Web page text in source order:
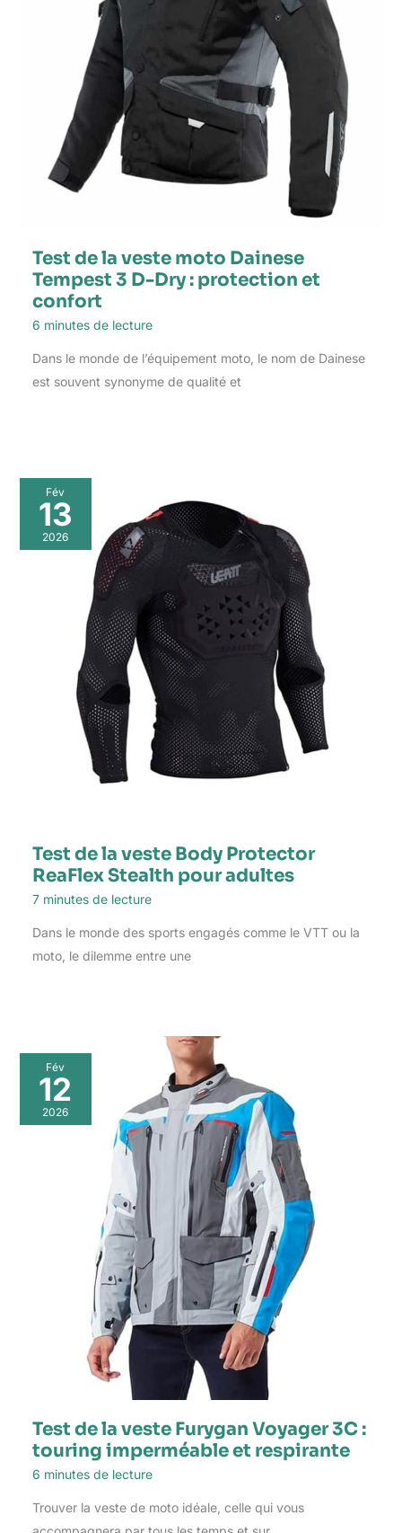
Test de la veste moto Dainese
Tempest 3 D-Dry : protection et
confort
6 minutes de lecture
Dans le monde de l’équipement moto, le nom de Dainese
est souvent synonyme de qualité et
Fév
13
2026
Test de la veste Body Protector
ReaFlex Stealth pour adultes
7 minutes de lecture
Dans le monde des sports engagés comme le VTT ou la
moto, le dilemme entre une
Fév
12
2026
Test de la veste Furygan Voyager 3C :
touring imperméable et respirante
6 minutes de lecture
Trouver la veste de moto idéale, celle qui vous